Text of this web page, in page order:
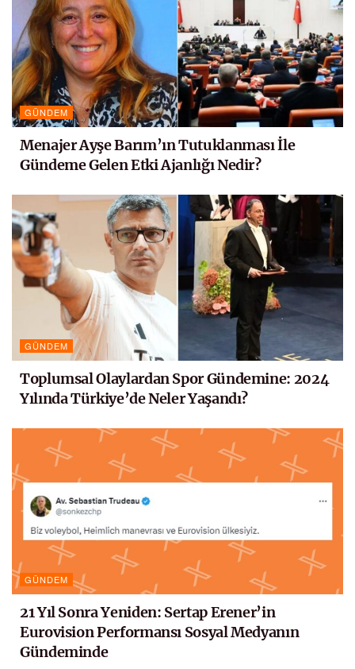
GÜNDEM
Menajer Ayşe Barım’ın Tutuklanması İle
Gündeme Gelen Etki Ajanlığı Nedir?
GÜNDEM
Toplumsal Olaylardan Spor Gündemine: 2024
Yılında Türkiye’de Neler Yaşandı?
GÜNDEM
21 Yıl Sonra Yeniden: Sertap Erener’in
Eurovision Performansı Sosyal Medyanın
Gündeminde